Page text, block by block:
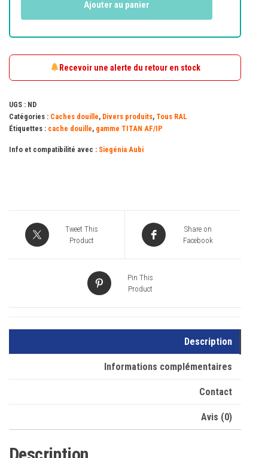
Ajouter au panier
Recevoir une alerte du retour en stock
UGS : ND
Catégories : Caches douille, Divers produits, Tous RAL
Étiquettes : cache douille, gamme TITAN AF/IP
Info et compatibilité avec : Siegénia Aubi
Tweet This
Product
Share on
Facebook
Pin This
Product
Description
Informations complémentaires
Contact
Avis (0)